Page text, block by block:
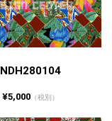
NDH280104
¥5,000（税別）